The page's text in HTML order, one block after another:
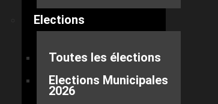
Elections
Toutes les élections
Elections Municipales
2026